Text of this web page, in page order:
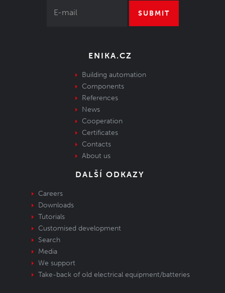
SUBMIT
ENIKA.CZ
Building automation
Components
References
News
Cooperation
Certificates
Contacts
About us
DALŠÍ ODKAZY
Careers
Downloads
Tutorials
Customised development
Search
Media
We support
Take-back of old electrical equipment/batteries